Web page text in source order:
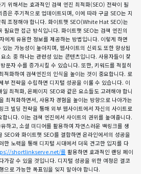
위해서는 효과적인 검색 엔진 최적화(SEO) 전략이 필
은 주기적으로 업데이트되며, 이에 따라 구글 SEO는 지
조정해야 합니다. 화이트햇 SEO(White Hat SEO)는
필요한 접근 방식입니다. 화이트햇 SEO는 검색 엔진의
에게 유용한 정보를 제공하는 방법입니다. 이렇게 하면
는 가능성이 높아지며, 웹사이트의 신뢰도 또한 향상됩
소 중 하나는 관련성 있는 콘텐츠입니다. 사용자들이 찾
문자 수를 증가시킬 수 있습니다. 또한, 키워드를 적절히
적화하여 검색엔진의 인식을 높이는 것이 중요합니다. 로
부 전략을 수립하면 디지털 성공을 이룰 수 있습니다. 이
최적화, 온페이지 SEO와 같은 요소들도 고려해야 합니
최적화하면서, 사용자 경험을 높이는 방향으로 나아가는
크 빌딩 전략을 통해 외부 웹사이트에서 자신의 사이트로
니다. 이는 검색 엔진에서 사이트의 권위를 높여줍니다.
하고, 소셜 미디어를 활용하여 자연스러운 백링크를 생
SEO와 화이트햇 SEO를 결합하면 온라인에서의 성공을
한 노력을 통해 디지털 시대에서 더욱 견고한 입지를 다
shortlinkserve.net/를 활용하면 효과적인 랜딩 페이
가갈 수 있을 것입니다. 디지털 성공을 위한 여정은 결코
으로 가능한 목표임을 잊지 말아야 합니다.